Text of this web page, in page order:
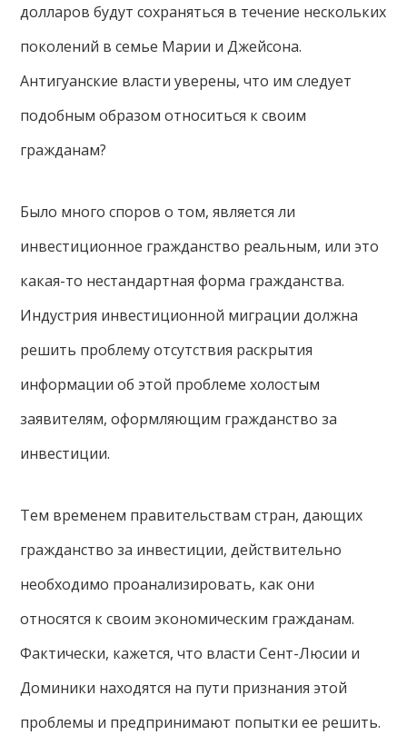
долларов будут сохраняться в течение нескольких
поколений в семье Марии и Джейсона.
Антигуанские власти уверены, что им следует
подобным образом относиться к своим
гражданам?
Было много споров о том, является ли
инвестиционное гражданство реальным, или это
какая-то нестандартная форма гражданства.
Индустрия инвестиционной миграции должна
решить проблему отсутствия раскрытия
информации об этой проблеме холостым
заявителям, оформляющим гражданство за
инвестиции.
Тем временем правительствам стран, дающих
гражданство за инвестиции, действительно
необходимо проанализировать, как они
относятся к своим экономическим гражданам.
Фактически, кажется, что власти Сент-Люсии и
Доминики находятся на пути признания этой
проблемы и предпринимают попытки ее решить.